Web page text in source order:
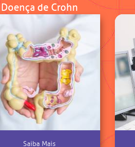
Doença de Crohn
Saiba Mais